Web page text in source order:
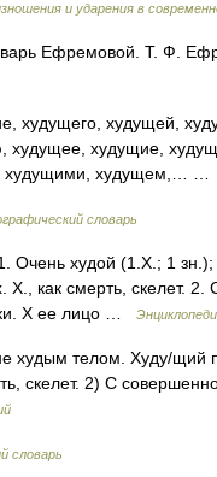
и ударения в
Ефремовой. Т. Ф.
худущего, худущей,
худущие,
худущими, худущем,… …
словарь
худой (1.Х.; 1 зн.);
Х., как смерть, скелет.
Х ее лицо …
худым телом. Худу/щий
скелет. 2) С
словарь